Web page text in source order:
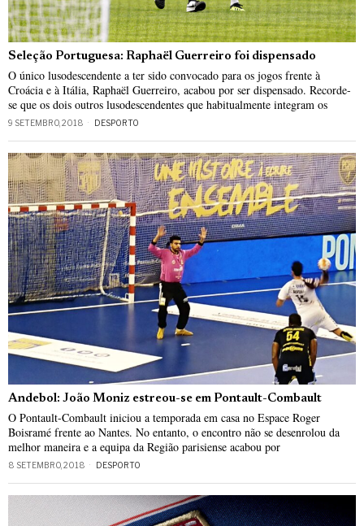
Seleção Portuguesa: Raphaël Guerreiro foi dispensado
O único lusodescendente a ter sido convocado para os jogos frente à
Croácia e à Itália, Raphaël Guerreiro, acabou por ser dispensado. Recorde-
se que os dois outros lusodescendentes que habitualmente integram os
9 SETEMBRO, 2018 DESPORTO
Andebol: João Moniz estreou-se em Pontault-Combault
O Pontault-Combault iniciou a temporada em casa no Espace Roger
Boisramé frente ao Nantes. No entanto, o encontro não se desenrolou da
melhor maneira e a equipa da Região parisiense acabou por
8 SETEMBRO, 2018 DESPORTO